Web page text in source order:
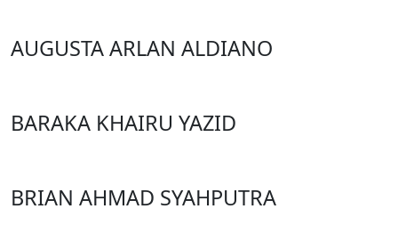
AUGUSTA ARLAN ALDIANO
BARAKA KHAIRU YAZID
BRIAN AHMAD SYAHPUTRA